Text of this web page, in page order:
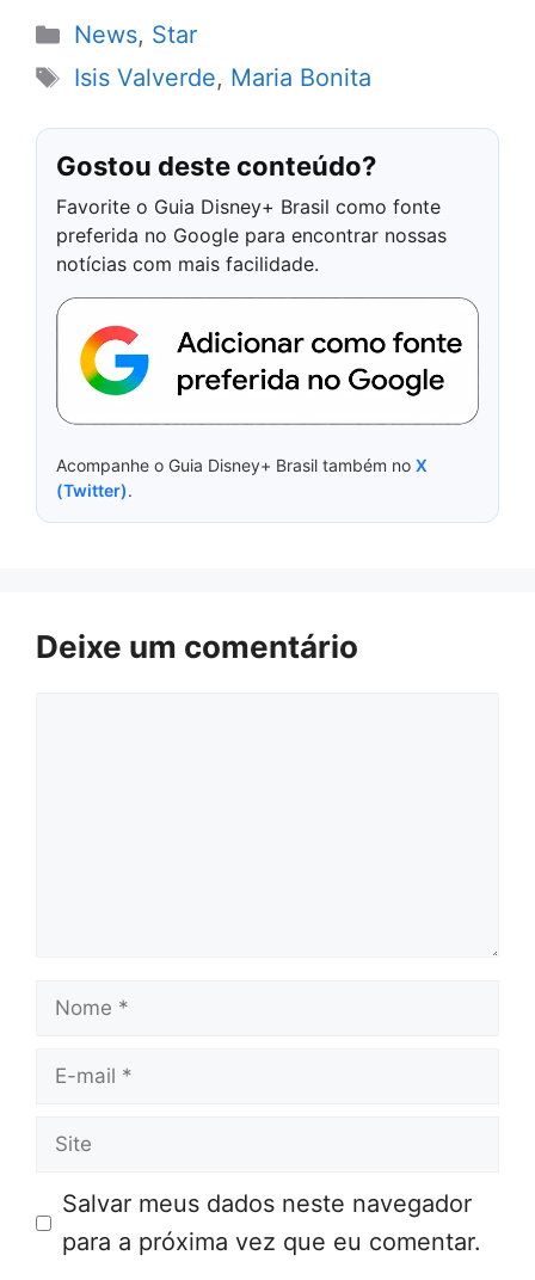
Categorias
News, Star
Tags
Isis Valverde, Maria Bonita
Gostou deste conteúdo?
Favorite o Guia Disney+ Brasil como fonte
preferida no Google para encontrar nossas
notícias com mais facilidade.
Acompanhe o Guia Disney+ Brasil também no X
(Twitter).
Deixe um comentário
Nome
E-
Site
Salvar meus dados neste navegador
para a próxima vez que eu comentar.